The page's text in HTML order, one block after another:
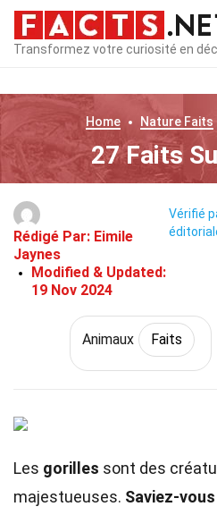
Transformez votre curiosité en
Home Nature Faits
27 Faits
Rédigé Par: Eimile
Jaynes
Modified & Updated:
19 Nov 2024
Vérifié
Animaux Faits
Les gorilles sont des
majestueuses. Saviez-vous